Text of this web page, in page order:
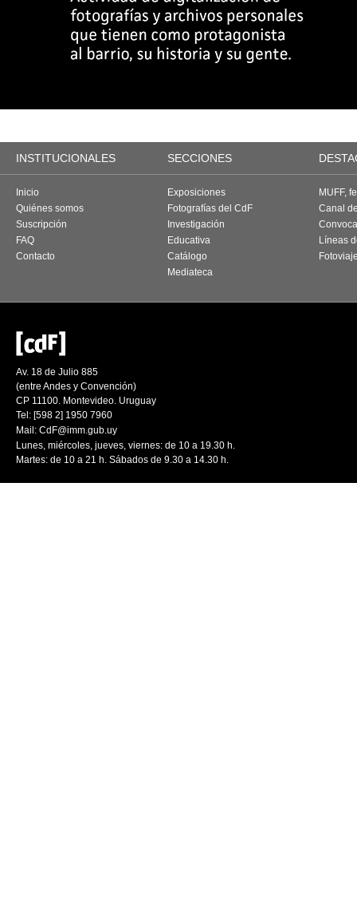
INSTITUCIONALES SECCIONES
Inicio
Quiénes somos
Suscripción
FAQ
Contacto
Exposiciones
Fotografías del CdF
Investigación
Educativa
Catálogo
Mediateca
MUFF,
Canal
Líneas
Av. 18 de Julio 885
(entre Andes y Convención)
CP 11100. Montevideo. Uruguay
Tel: [598 2] 1950 7960
Mail: CdF@imm.gub.uy
Lunes, miércoles, jueves, viernes: de 10 a 19.30 h.
Martes: de 10 a 21 h. Sábados de 9.30 a 14.30 h.